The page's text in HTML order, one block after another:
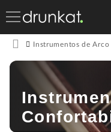
Instrumentos de Arco